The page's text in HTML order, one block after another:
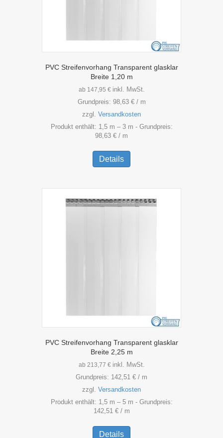
PVC Streifenvorhang Transparent glasklar
Breite 1,20 m
ab 147,95 € inkl. MwSt.
Grundpreis: 98,63 €/ m
zzgl. Versandkosten
Produkt enthält: 1,5 m – 3 m - Grundpreis:
98,63 € / m
Details
weist
Varianten
auf.
Die
PVC Streifenvorhang Transparent glasklar
Breite 2,25 m
ab 213,77 € inkl. MwSt.
Grundpreis: 142,51 € / m
zzgl. Versandkosten
Produkt enthält: 1,5 m – 5 m - Grundpreis:
142,51 €/ m
Details